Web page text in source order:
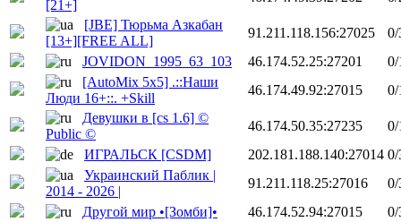
[21+]
[JBE] Тюрьма Азкабан
[13+][FREE ALL]
91.211.118.156:27025
0/
JOVIDON_1995_63_103
46.174.52.25:27201
0/
[AutoMix 5x5] .::Наши
Люди 16+::. +Skill
46.174.49.92:27015
0/
Девушки в [cs 1.6] ©
Public ©
46.174.50.35:27235
0/
ИГРАЛЬСК [CSDM]
202.181.188.140:27014 0/
Украинский Паблик |
2014 - 2026 |
91.211.118.25:27016
0/
Другой мир •[Зомби]•
46.174.52.94:27015
0/